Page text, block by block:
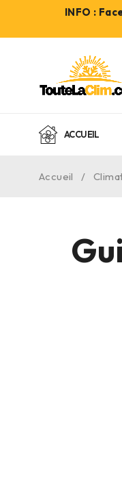
INFO :
ACCUEIL
Accueil /